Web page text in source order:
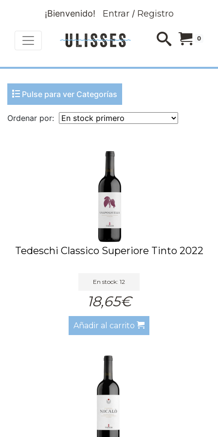
¡Bienvenido! Entrar/ Registro
0
Pulse para ver Categorías
Ordenar por:
Tedeschi Classico Superiore Tinto 2022
En stock: 12
18,65€
Añadir al carrito